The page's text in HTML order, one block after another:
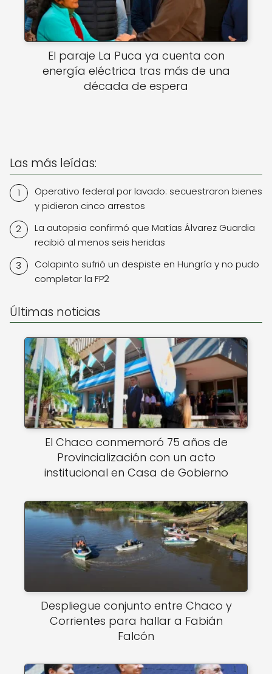
El paraje La Puca ya cuenta con
energía eléctrica tras más de una
década de espera
Las más leídas:
Operativo federal por lavado: secuestraron bienes
y pidieron cinco arrestos
La autopsia confirmó que Matías Álvarez Guardia
recibió al menos seis heridas
Colapinto sufrió un despiste en Hungría y no pudo
completar la FP2
Últimas noticias
El Chaco conmemoró 75 años de
Provincialización con un acto
institucional en Casa de Gobierno
Despliegue conjunto entre Chaco y
Corrientes para hallar a Fabián
Falcón